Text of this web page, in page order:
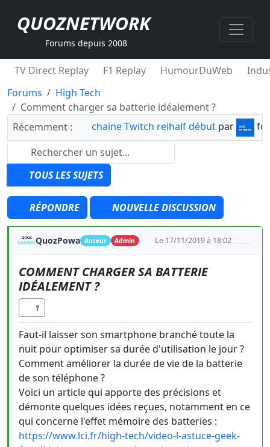
QUOZNETWORK
Forums depuis 2008
TV Direct Replay F1 Replay HumourDuWeb
Forums
High Tech
Comment charger sa batterie idéalement ?
Récemment :
chaine Twitch reihalf début par
TOUS LES SUJETS
RÉPONDRE NOUVELLE DISCUSSION
QuozPowa Auteur Admin Le 17/11/2019 à 18:02
COMMENT CHARGER SA BATTERIE
IDÉALEMENT ?
1
Faut-il laisser son smartphone branché toute la
nuit pour optimiser sa durée d'utilisation le jour ?
Comment améliorer la durée de vie de la batterie
de son téléphone ?
Voici un article qui apporte des précisions et
démonte quelques idées reçues, notamment en ce
qui concerne l'effet mémoire des batteries :
https://www.lci.fr/high-tech/video-l-astuce-geek-